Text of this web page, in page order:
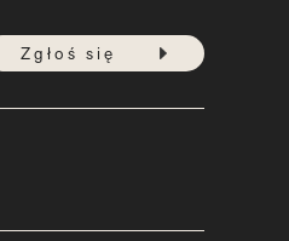
Zgłoś się